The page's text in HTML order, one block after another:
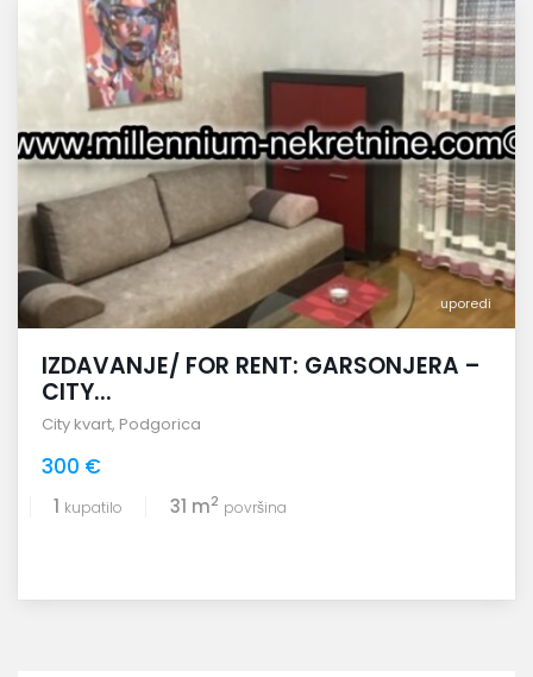
uporedi
IZDAVANJE/ FOR RENT: GARSONJERA –
CITY...
City kvart, Podgorica
300 €
1 kupatilo 31 m2 površina